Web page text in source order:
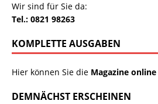
Wir sind für Sie da:
Tel.: 0821 98263
KOMPLETTE AUSGABEN
Hier können Sie die Magazine online
DEMNÄCHST ERSCHEINEN